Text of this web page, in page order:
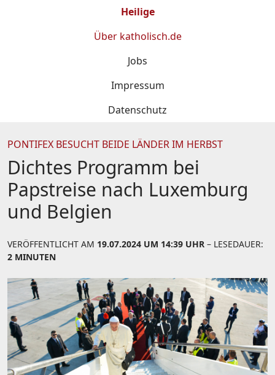
Heilige
Über katholisch.de
Jobs
Impressum
Datenschutz
PONTIFEX BESUCHT BEIDE LÄNDER IM HERBST
Dichtes Programm bei
Papstreise nach Luxemburg
und Belgien
VERÖFFENTLICHT AM 19.07.2024 UM 14:39 UHR – LESEDAUER:
2 MINUTEN